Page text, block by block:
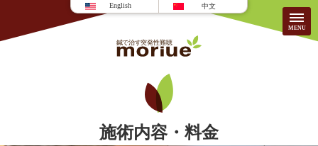
English 中文
当院について 患者様のこえ
施術内容・料金